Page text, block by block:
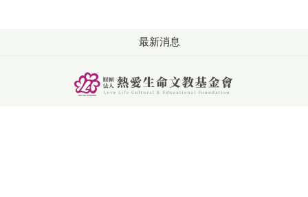
最新消息